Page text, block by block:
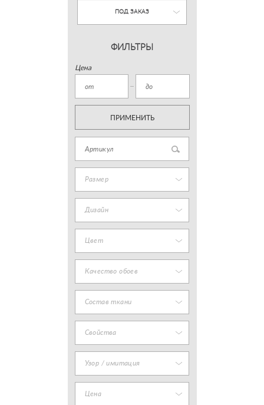
ПОД ЗАКАЗ
ФИЛЬТРЫ
Цена
ПРИМЕНИТЬ
Размер
Дизайн
Цвет
Качество обоев
Состав ткани
Свойства
Узор / имитация
Цена